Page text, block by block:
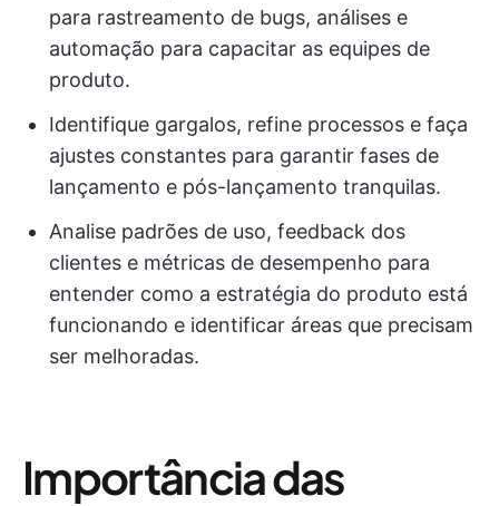
para rastreamento de bugs, análises e
automação para capacitar as equipes de
produto.
Identifique gargalos, refine processos e faça
ajustes constantes para garantir fases de
lançamento e pós-lançamento tranquilas.
Analise padrões de uso, feedback dos
clientes e métricas de desempenho para
entender como a estratégia do produto está
funcionando e identificar áreas que precisam
ser melhoradas.
Importância das